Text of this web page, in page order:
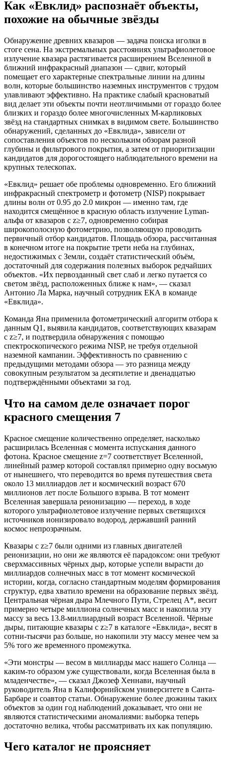
Как «Евклид» распознаёт объекты,
похожие на обычные звёзды
Обнаружение древних квазаров — задача поиска иголки в
стоге сена. На экстремальных расстояниях ультрафиолетовое
излучение квазара растягивается расширением Вселенной в
ближний инфракрасный диапазон — сдвиг, который
помещает его характерные спектральные линии на длины
волн, которые большинство наземных инструментов с трудом
улавливают эффективно. На практике слабый красноватый
вид делает эти объекты почти неотличимыми от гораздо более
близких и гораздо более многочисленных M-карликовых
звёзд на стандартных снимках в видимом свете. Большинство
обнаружений, сделанных до «Евклида», зависели от
сопоставления объектов по нескольким обзорам разной
глубины и фильтрового покрытия, а затем от приоритизации
кандидатов для дорогостоящего наблюдательного времени на
крупных телескопах.
«Евклид» решает обе проблемы одновременно. Его ближний
инфракрасный спектрометр и фотометр (NISP) покрывает
длины волн от 0.95 до 2.0 микрон — именно там, где
находится смещённое в красную область излучение Lyman-
альфа от квазаров с z≥7, одновременно собирая
широкополосную фотометрию, позволяющую проводить
первичный отбор кандидатов. Площадь обзора, рассчитанная
в конечном итоге на покрытие трети неба на глубинах,
недостижимых с Земли, создаёт статистический объём,
достаточный для содержания полезных выборок редчайших
объектов. «Их первозданный свет слаб и легко путается со
светом звёзд, расположенных ближе к нам», — сказал
Антонио Ла Марка, научный сотрудник ЕКА в команде
«Евклида».
Команда Яна применила фотометрический алгоритм отбора к
данным Q1, выявила кандидатов, соответствующих квазарам
с z≥7, и подтвердила обнаружения с помощью
спектроскопического режима NISP, не требуя отдельной
наземной кампании. Эффективность по сравнению с
предыдущими методами обзора — это разница между
совокупным результатом за десятилетие и двенадцатью
подтверждёнными объектами за год.
Что на самом деле означает порог
красного смещения 7
Красное смещение количественно определяет, насколько
расширилась Вселенная с момента испускания данного
фотона. Красное смещение z=7 соответствует Вселенной,
линейный размер которой составлял примерно одну восьмую
от нынешнего, что переводится во время путешествия света
около 13 миллиардов лет и космический возраст 670
миллионов лет после Большого взрыва. В тот момент
Вселенная завершала реионизацию — переход, в ходе
которого ультрафиолетовое излучение первых светящихся
источников ионизировало водород, державший ранний
космос непрозрачным.
Квазары с z≥7 были одними из главных двигателей
реионизации, но они же являются её парадоксом: они требуют
сверхмассивных чёрных дыр, которые успели вырасти до
миллиардов солнечных масс в тот момент космической
истории, когда, согласно стандартным моделям формирования
структур, едва хватило времени на образование первых звёзд.
Центральная чёрная дыра Млечного Пути, Стрелец A*, весит
примерно четыре миллиона солнечных масс и накопила эту
массу за весь 13.8-миллиардный возраст Вселенной. Чёрные
дыры, питающие квазары с z≥7 в каталоге «Евклида», весят в
сотни-тысячи раз больше, но накопили эту массу менее чем за
5% того же временного промежутка.
«Эти монстры — весом в миллиарды масс нашего Солнца —
каким-то образом уже существовали, когда Вселенная была в
младенчестве», — сказал Джозеф Хеннави, научный
руководитель Яна в Калифорнийском университете в Санта-
Барбаре и соавтор статьи. Обнаружение более дюжины таких
объектов за один год наблюдений доказывает, что они не
являются статистическими аномалиями: выборка теперь
достаточно велика, чтобы рассматривать их как популяцию.
Чего каталог не проясняет